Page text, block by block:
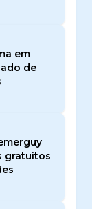
em
de
gratuitos